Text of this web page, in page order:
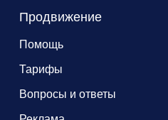
Продвижение
Помощь
Тарифы
Вопросы и ответы